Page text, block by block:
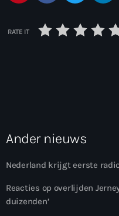
RATE IT
Ander nieuws
Nederland krijgt eerste
Reacties op overlijden
duizenden’